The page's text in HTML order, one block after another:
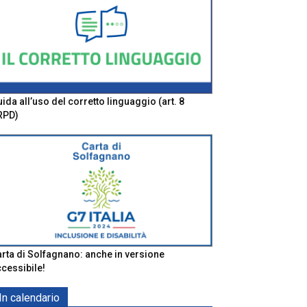
all’uso del corretto linguaggio (art. 8
di Solfagnano: anche in versione
In calendario